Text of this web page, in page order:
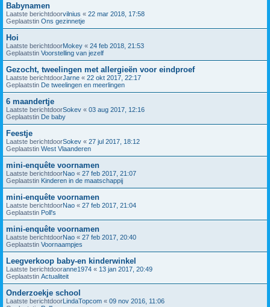
Babynamen
Laatste berichtdoorvilnius « 22 mar 2018, 17:58
Geplaatstin Ons gezinnetje
Hoi
Laatste berichtdoorMokey « 24 feb 2018, 21:53
Geplaatstin Voorstelling van jezelf
Gezocht, tweelingen met allergieën voor eindproef
Laatste berichtdoorJarne « 22 okt 2017, 22:17
Geplaatstin De tweelingen en meerlingen
6 maandertje
Laatste berichtdoorSokev « 03 aug 2017, 12:16
Geplaatstin De baby
Feestje
Laatste berichtdoorSokev « 27 jul 2017, 18:12
Geplaatstin West Vlaanderen
mini-enquête voornamen
Laatste berichtdoorNao « 27 feb 2017, 21:07
Geplaatstin Kinderen in de maatschappij
mini-enquête voornamen
Laatste berichtdoorNao « 27 feb 2017, 21:04
Geplaatstin Poll's
mini-enquête voornamen
Laatste berichtdoorNao « 27 feb 2017, 20:40
Geplaatstin Voornaampjes
Leegverkoop baby-en kinderwinkel
Laatste berichtdooranne1974 « 13 jan 2017, 20:49
Geplaatstin Actualiteit
Onderzoekje school
Laatste berichtdoorLindaTopcom « 09 nov 2016, 11:06